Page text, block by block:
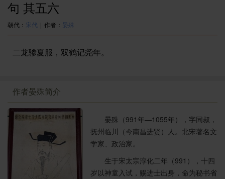
句 其五六
朝代： 宋代 | 作者： 晏殊
二龙骖夏服，双鹤记尧年。
作者晏殊简介
晏殊（991年—1055年），字同叔，
抚州临川（今南昌进贤）人。北宋著名文
学家、政治家。
生于宋太宗淳化二年（991），十四
岁以神童入试，赐进士出身，命为秘书省